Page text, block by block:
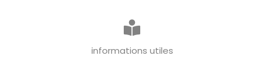
informations utiles